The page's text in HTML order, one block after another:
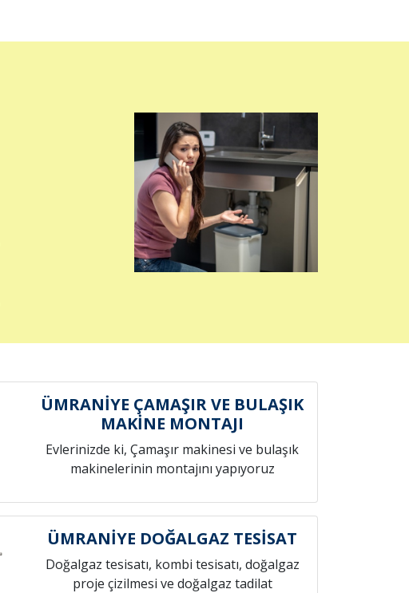
ÜMRANİYE ÇAMAŞIR VE BULAŞIK
MAKİNE MONTAJI
Evlerinizde ki, Çamaşır makinesi ve bulaşık
makinelerinin montajını yapıyoruz
ÜMRANİYE DOĞALGAZ TESİSAT
Doğalgaz tesisatı, kombi tesisatı, doğalgaz
proje çizilmesi ve doğalgaz tadilat